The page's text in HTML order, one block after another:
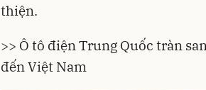
thiện.
>> Ô tô điện Trung Quốc tràn
đến Việt Nam